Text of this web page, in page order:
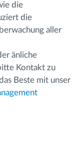
die
die
aller
änliche
Kontakt zu
Beste mit unser